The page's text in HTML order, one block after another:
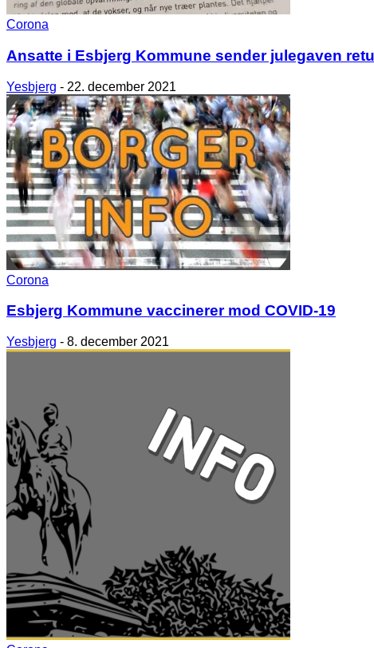
Corona
Ansatte i Esbjerg Kommune sender julegaven
Yesbjerg - 22. december 2021
Corona
Esbjerg Kommune vaccinerer mod COVID-19
Yesbjerg - 8. december 2021